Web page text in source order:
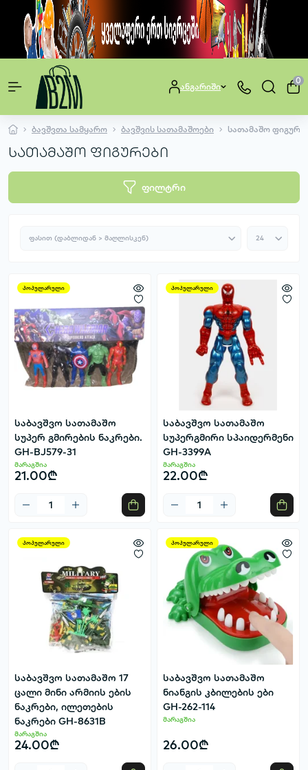
ანგარიში
0
ბავშვთა სამყარო ბავშვის სათამაშოები სათამაშო
სათამაშო ფიგურები
ფილტრი
პოპულარული
საბავშვო სათამაშო
სუპერ გმირების ნაკრები.
GH-BJ579-31
მარაგშია
21.00₾
პოპულარული
საბავშვო სათამაშო
სუპერგმირი სპაიდერმენი
GH-3399A
მარაგშია
22.00₾
პოპულარული
საბავშვო სათამაშო 17
ცალი მინი არმიის ების
ნაკრები, ილეთების
ნაკრები GH-8631B
მარაგშია
24.00₾
პოპულარული
საბავშვო სათამაშო
ნიანგის კბილების ები
GH-262-114
მარაგშია
26.00₾